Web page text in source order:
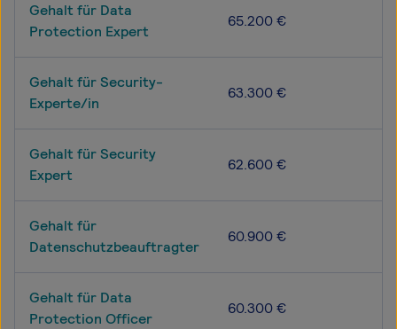
Gehalt für Data
Protection Expert
65.200 €
Gehalt für Security-
Experte/in
63.300 €
Gehalt für Security
Expert
62.600 €
Gehalt für
Datenschutzbeauftragter
60.900 €
Gehalt für Data
Protection Officer
60.300 €